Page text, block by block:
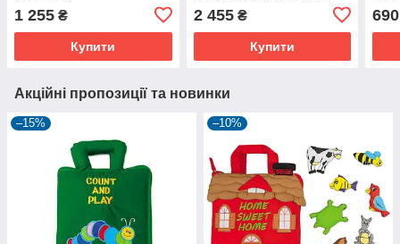
1 255 ₴
Купити
2 455₴
Купити
690
Акційні пропозиції та новинки
–15% –10%